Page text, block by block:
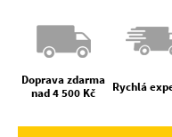
Doprava zdarma
nad 4 500 Kč
Rychlá